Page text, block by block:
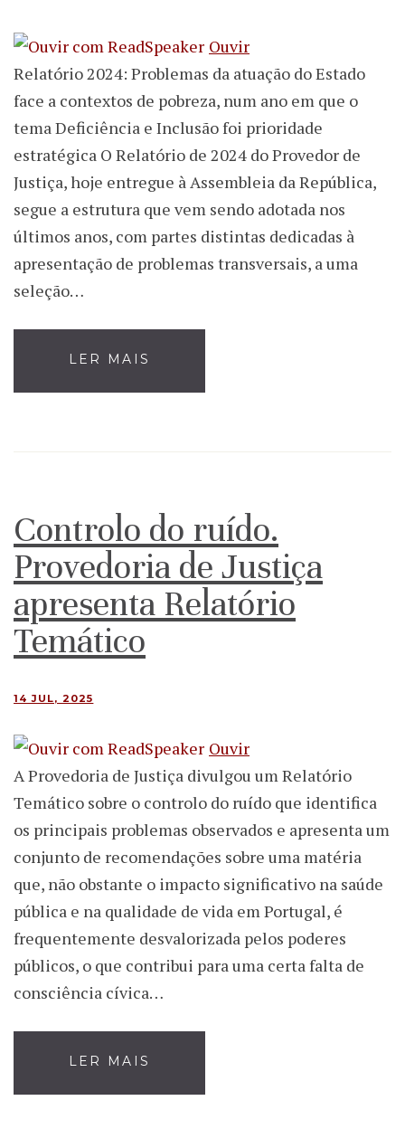
Ouvir
Relatório 2024: Problemas da atuação do Estado
face a contextos de pobreza, num ano em que o
tema Deficiência e Inclusão foi prioridade
estratégica O Relatório de 2024 do Provedor de
Justiça, hoje entregue à Assembleia da República,
segue a estrutura que vem sendo adotada nos
últimos anos, com partes distintas dedicadas à
apresentação de problemas transversais, a uma
seleção…
LER MAIS
Controlo do ruído.
Provedoria de Justiça
apresenta Relatório
Temático
14 JUL, 2025
Ouvir
A Provedoria de Justiça divulgou um Relatório
Temático sobre o controlo do ruído que identifica
os principais problemas observados e apresenta um
conjunto de recomendações sobre uma matéria
que, não obstante o impacto significativo na saúde
pública e na qualidade de vida em Portugal, é
frequentemente desvalorizada pelos poderes
públicos, o que contribui para uma certa falta de
consciência cívica…
LER MAIS